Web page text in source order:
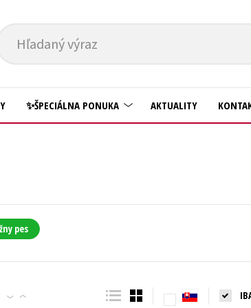
Hľadaný výraz
Kuchárske knihy
New Adult
Obchod a ekonómia
Prírodné
✨ŠPECIÁLNA PONUKA AKTUALITY
pes